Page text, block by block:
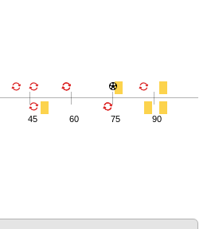
45 60 75 90